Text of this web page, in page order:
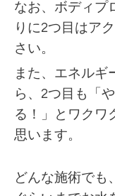
なお、ボディプ
りに2つ目はア
さい。
また、エネルギ
ら、2つ目も「
る！」とワクワ
思います。
どんな施術でも